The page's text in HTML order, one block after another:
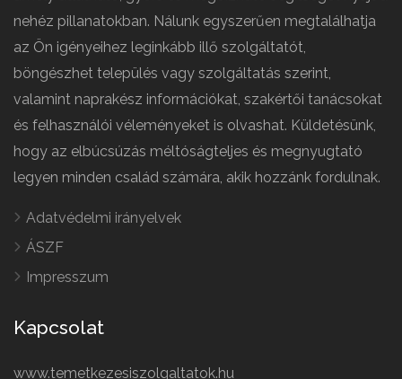
nehéz pillanatokban. Nálunk egyszerűen megtalálhatja
az Ön igényeihez leginkább illő szolgáltatót,
böngészhet település vagy szolgáltatás szerint,
valamint naprakész információkat, szakértői tanácsokat
és felhasználói véleményeket is olvashat. Küldetésünk,
hogy az elbúcsúzás méltóságteljes és megnyugtató
legyen minden család számára, akik hozzánk fordulnak.
Adatvédelmi irányelvek
ÁSZF
Impresszum
Kapcsolat
www.temetkezesiszolgaltatok.hu